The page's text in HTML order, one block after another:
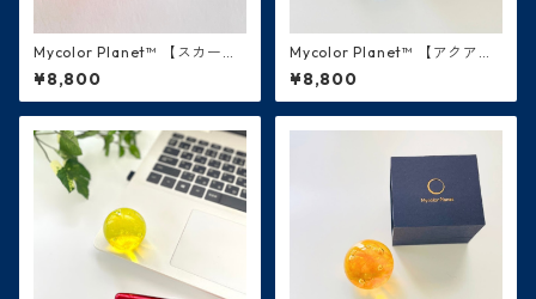
Mycolor Planet™ 【スカーレ
ット・赤】火星
¥8,800
Mycolor Planet™ 【アクア・
青】 水星
¥8,800